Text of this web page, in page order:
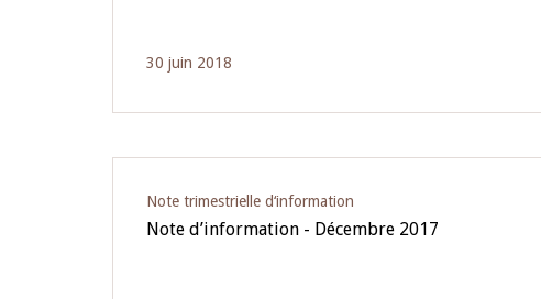
30 juin 2018
Note trimestrielle d‘information
Note d’information - Décembre 2017